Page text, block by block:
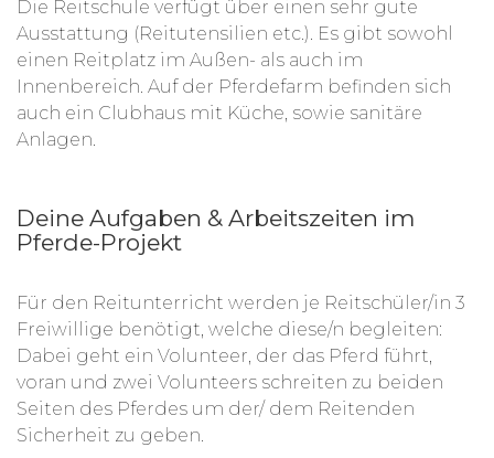
Die Reitschule verfügt über einen sehr gute
Ausstattung (Reitutensilien etc.). Es gibt sowohl
einen Reitplatz im Außen- als auch im
Innenbereich. Auf der Pferdefarm befinden sich
auch ein Clubhaus mit Küche, sowie sanitäre
Anlagen.
Deine Aufgaben & Arbeitszeiten im
Pferde-Projekt
Für den Reitunterricht werden je Reitschüler/in 3
Freiwillige benötigt, welche diese/n begleiten:
Dabei geht ein Volunteer, der das Pferd führt,
voran und zwei Volunteers schreiten zu beiden
Seiten des Pferdes um der/ dem Reitenden
Sicherheit zu geben.